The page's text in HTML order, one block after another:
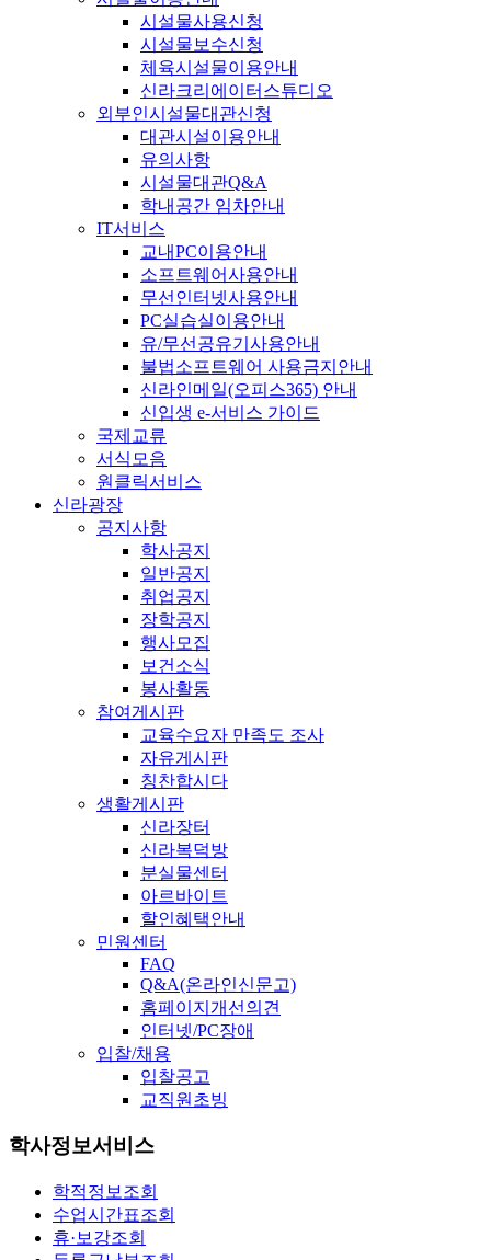
시설물사용신청
시설물보수신청
체육시설물이용안내
신라크리에이터스튜디오
외부인시설물대관신청
대관시설이용안내
유의사항
시설물대관Q&A
학내공간 임차안내
IT서비스
교내PC이용안내
소프트웨어사용안내
무선인터넷사용안내
PC실습실이용안내
유/무선공유기사용안내
불법소프트웨어 사용금지안내
신라인메일(오피스365) 안내
신입생 e-서비스 가이드
국제교류
서식모음
원클릭서비스
신라광장
공지사항
학사공지
일반공지
취업공지
장학공지
행사모집
보건소식
봉사활동
참여게시판
교육수요자 만족도 조사
자유게시판
칭찬합시다
생활게시판
신라장터
신라복덕방
분실물센터
아르바이트
할인혜택안내
민원센터
FAQ
Q&A(온라인신문고)
홈페이지개선의견
인터넷/PC장애
입찰/채용
입찰공고
교직원초빙
학사정보서비스
학적정보조회
수업시간표조회
휴·보강조회